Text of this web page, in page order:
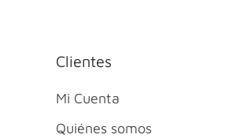
Clientes
Mi Cuenta
Quiénes somos